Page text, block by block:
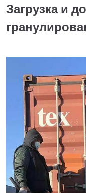
Загрузка и